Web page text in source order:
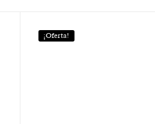
¡Oferta!